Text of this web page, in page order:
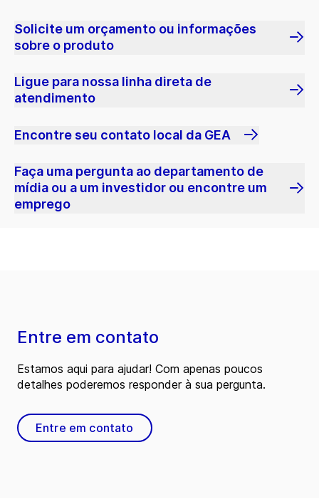
Solicite um orçamento ou informações
sobre o produto
Ligue para nossa linha direta de
atendimento
Encontre seu contato local da GEA
Faça uma pergunta ao departamento de
mídia ou a um investidor ou encontre um
emprego
Entre em contato
Estamos aqui para ajudar! Com apenas poucos
detalhes poderemos responder à sua pergunta.
Entre em contato